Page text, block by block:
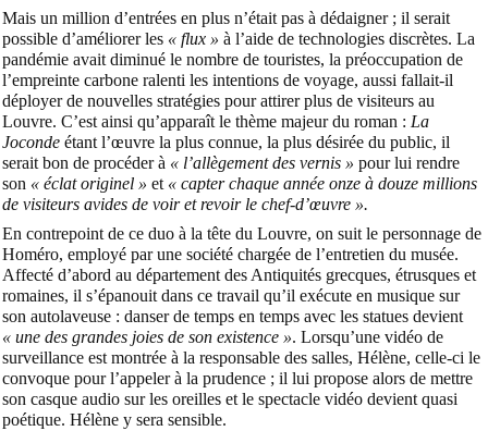
Mais un million d’entrées en plus n’était pas à dédaigner ; il serait
possible d’améliorer les « flux » à l’aide de technologies discrètes. La
pandémie avait diminué le nombre de touristes, la préoccupation de
l’empreinte carbone ralenti les intentions de voyage, aussi fallait-il
déployer de nouvelles stratégies pour attirer plus de visiteurs au
Louvre. C’est ainsi qu’apparaît le thème majeur du roman : La
Joconde étant l’œuvre la plus connue, la plus désirée du public, il
serait bon de procéder à « l’allègement des vernis » pour lui rendre
son « éclat originel » et « capter chaque année onze à douze millions
de visiteurs avides de voir et revoir le chef-d’œuvre ».
En contrepoint de ce duo à la tête du Louvre, on suit le personnage de
Homéro, employé par une société chargée de l’entretien du musée.
Affecté d’abord au département des Antiquités grecques, étrusques et
romaines, il s’épanouit dans ce travail qu’il exécute en musique sur
son autolaveuse : danser de temps en temps avec les statues devient
« une des grandes joies de son existence ». Lorsqu’une vidéo de
surveillance est montrée à la responsable des salles, Hélène, celle-ci le
convoque pour l’appeler à la prudence ; il lui propose alors de mettre
son casque audio sur les oreilles et le spectacle vidéo devient quasi
poétique. Hélène y sera sensible.